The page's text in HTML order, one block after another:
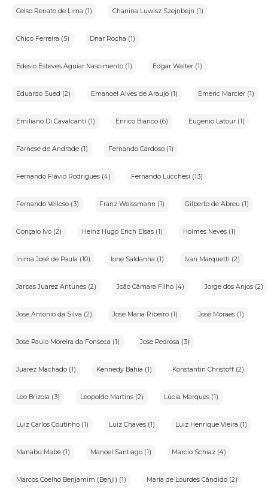
Celso Renato de Lima (1) Chanina Luwisz Szejnbejn (1)
Chico Ferreira (5) Dnar Rocha (1)
Edesio Esteves Aguiar Nascimento (1) Edgar Walter (1)
Eduardo Sued (2) Emanoel Alves de Araujo (1) Emeric Marcier (1)
Emiliano Di Cavalcanti (1) Enrico Bianco (6) Eugenio Latour (1)
Farnese de Andrade (1) Fernando Cardoso (1)
Fernando Flávio Rodrigues (4) Fernando Lucchesi (13)
Fernando Velloso (3) Franz Weissmann (1) Gilberto de Abreu (1)
Gonçalo Ivo (2) Heinz Hugo Erich Elsas (1) Holmes Neves (1)
Inima José de Paula (10) Ione Saldanha (1) Ivan Marquetti (2)
Jarbas Juarez Antunes (2) João Câmara Filho (4) Jorge dos Anjos (2)
Jose Antonio da Silva (2) José Maria Ribeiro (1) José Moraes (1)
Jose Paulo Moreira da Fonseca (1) Jose Pedrosa (3)
Juarez Machado (1) Kennedy Bahia (1) Konstantin Christoff (2)
Leo Brizola (3) Leopoldo Martins (2) Lúcia Marques (1)
Luiz Carlos Coutinho (1) Luiz Chaves (1) Luiz Henrique Vieira (1)
Manabu Mabe (1) Manoel Santiago (1) Marcio Schiaz (4)
Marcos Coelho Benjamim (Benji) (1) Maria de Lourdes Cândido (2)